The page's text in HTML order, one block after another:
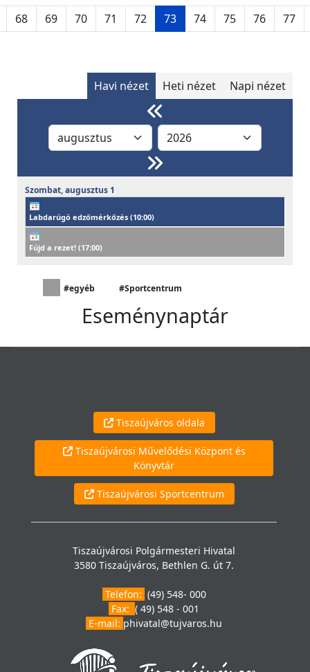
68 69 70 71 72 73 74 75 76 77
Havi nézet Heti nézet Napi nézet
Szombat,augusztus 1
Labdarúgó edzőmérkőzés (10:00)
Fújd a rezet! (17:00)
#egyéb #Sportcentrum
Eseménynaptár
Tiszaújváros oldala
Tiszaújvárosi Művelődési Központ és
Könyvtár
Tiszaújvárosi Sportcentrum
Tiszaújvárosi Polgármesteri Hivatal
3580 Tiszaújváros, Bethlen G. út 7.
Telefon: (49) 548- 000
Fax: ( 49) 548 - 001
E-mail: phivatal@tujvaros.hu